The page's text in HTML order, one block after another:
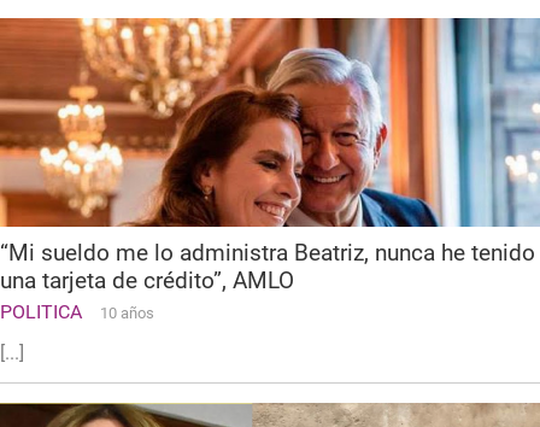
“Mi sueldo me lo administra Beatriz, nunca he tenido
una tarjeta de crédito”, AMLO
POLITICA 10 años
[...]